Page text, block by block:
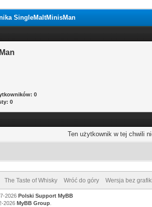
SingleMaltMinisMan
0
0
Ten użytkownik w tej chwili
The Taste of Whisky Wróć do góry Wersja bez
2026 Polski Support MyBB
2026 MyBB Group